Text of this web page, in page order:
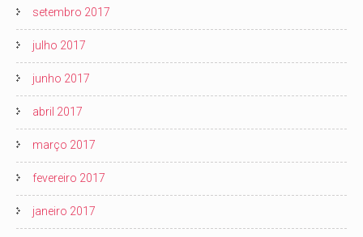
setembro 2017
julho 2017
junho 2017
abril 2017
março 2017
fevereiro 2017
janeiro 2017